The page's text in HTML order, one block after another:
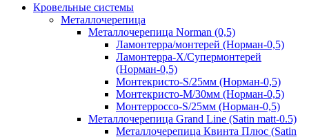
Кровельные системы
Металлочерепица
Металлочерепица Norman (0,5)
Ламонтерра/монтерей (Норман-0,5)
Ламонтерра-Х/Супермонтерей
(Норман-0,5)
Монтекристо-S/25мм (Норман-0,5)
Монтекристо-M/30мм (Норман-0,5)
Монтерроссо-S/25мм (Норман-0,5)
Металлочерепица Grand Line (Satin matt-0.5)
Металлочерепица Квинта Плюс (Satin